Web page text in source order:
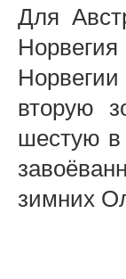
Для
вторую
шестую в
зимних